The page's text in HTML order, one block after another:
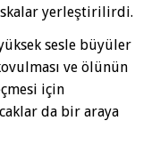
yerleştirilirdi.
sesle büyüler
ve ölünün
için
da bir araya